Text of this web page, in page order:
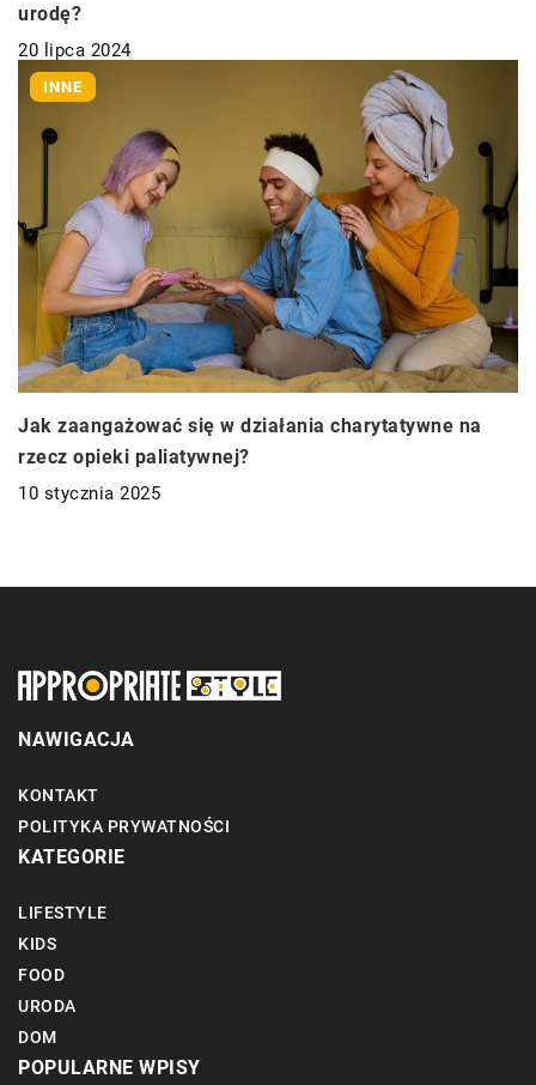
urodę?
20 lipca 2024
INNE
Jak zaangażować się w działania charytatywne na
rzecz opieki paliatywnej?
10 stycznia 2025
NAWIGACJA
KONTAKT
POLITYKA PRYWATNOŚCI
KATEGORIE
LIFESTYLE
KIDS
FOOD
URODA
DOM
POPULARNE WPISY